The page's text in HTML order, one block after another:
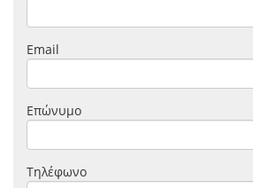
Email
Επώνυμο
Τηλέφωνο